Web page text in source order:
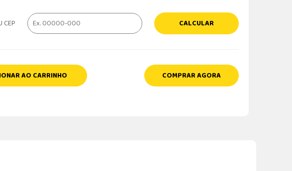
CEP CALCULAR
AO CARRINHO COMPRAR AGORA